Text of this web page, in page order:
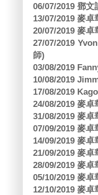
06/07/2019 鄧
13/07/2019 麥
20/07/2019 麥
27/07/2019
師)
03/08/2019
10/08/2019
17/08/2019
24/08/2019 麥
31/08/2019 麥
07/09/2019 麥
14/09/2019 麥
21/09/2019 麥
28/09/2019 麥
05/10/2019 麥
12/10/2019 麥